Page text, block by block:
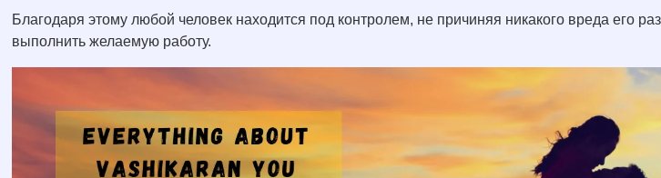
Благодаря этому любой человек находится под контролем, не причиняя никакого вреда его
выполнить желаемую работу.